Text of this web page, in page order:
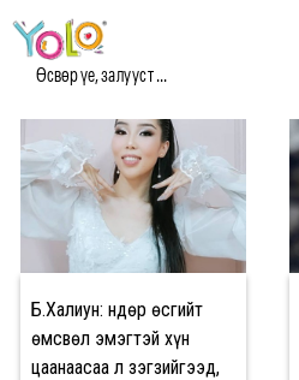
Өсвөр үе, залууст ...
#БҮЖИГ МЭДЭЭ
Б.Халиун: Өндөр өсгийт
өмсвөл эмэгтэй хүн
цаанаасаа л зэгзийгээд,